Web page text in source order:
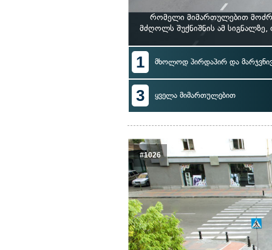
რომელი მიმართულებით
მძღოლს შუქნიშნის ამ
1 მხოლოდ პირდაპირ და
3 ყველა მიმართულებით
#1026